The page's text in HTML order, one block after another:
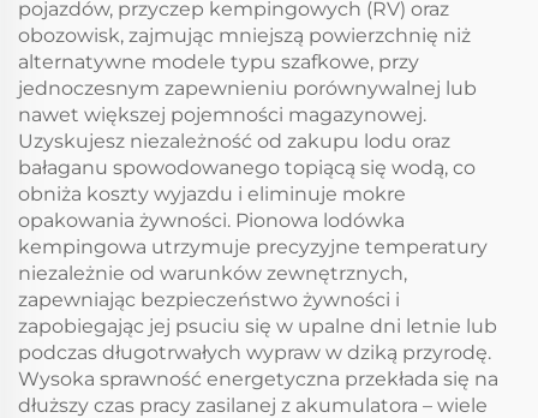
pojazdów, przyczep kempingowych (RV) oraz
obozowisk, zajmując mniejszą powierzchnię niż
alternatywne modele typu szafkowe, przy
jednoczesnym zapewnieniu porównywalnej lub
nawet większej pojemności magazynowej.
Uzyskujesz niezależność od zakupu lodu oraz
bałaganu spowodowanego topiącą się wodą, co
obniża koszty wyjazdu i eliminuje mokre
opakowania żywności. Pionowa lodówka
kempingowa utrzymuje precyzyjne temperatury
niezależnie od warunków zewnętrznych,
zapewniając bezpieczeństwo żywności i
zapobiegając jej psuciu się w upalne dni letnie lub
podczas długotrwałych wypraw w dziką przyrodę.
Wysoka sprawność energetyczna przekłada się na
dłuższy czas pracy zasilanej z akumulatora – wiele